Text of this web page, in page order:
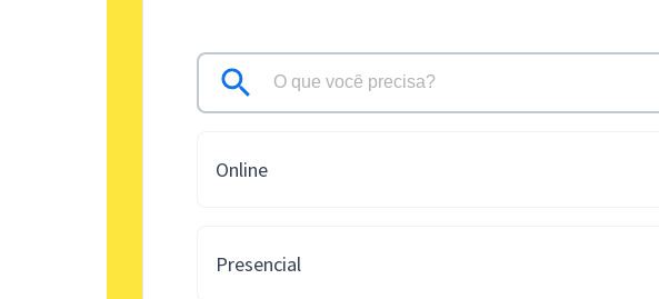
Online
Presencial